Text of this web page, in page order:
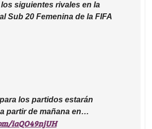
siguientes rivales en la
Sub 20 Femenina de la FIFA
los partidos estarán
partir de mañana en…
iaQO49njUH